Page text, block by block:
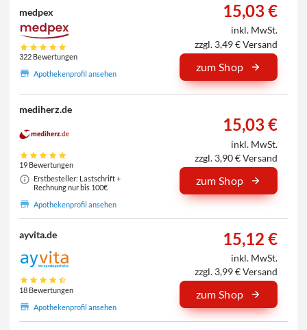
medpex
322 Bewertungen
Apothekenprofil ansehen
15,03 €
inkl. MwSt.
zzgl. 3,49 € Versand
zum Shop
mediherz.de
19 Bewertungen
Erstbesteller: Lastschrift +
Rechnung nur bis 100€
Apothekenprofil ansehen
15,03 €
inkl. MwSt.
zzgl. 3,90 € Versand
zum Shop
ayvita.de
18 Bewertungen
Apothekenprofil ansehen
15,12 €
inkl. MwSt.
zzgl. 3,99 € Versand
zum Shop